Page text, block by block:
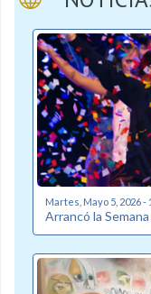
Martes, Mayo 5, 2026 -
Arrancó la